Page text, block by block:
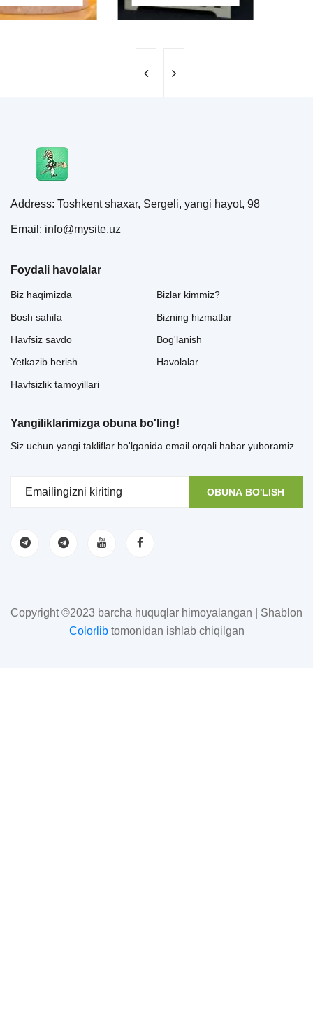
Address: Toshkent shaxar, Sergeli, yangi hayot, 98
Email: info@mysite.uz
Foydali havolalar
Biz haqimizda
Bosh sahifa
Havfsiz savdo
Yetkazib berish
Havfsizlik tamoyillari
Bizlar kimmiz?
Bizning hizmatlar
Bog'lanish
Havolalar
Yangiliklarimizga obuna bo'ling!
Siz uchun yangi takliflar bo'lganida email orqali habar yuboramiz
OBUNA BO'LISH
Copyright ©2023 barcha huquqlar himoyalangan | Shablon
Colorlibtomonidan ishlab chiqilgan